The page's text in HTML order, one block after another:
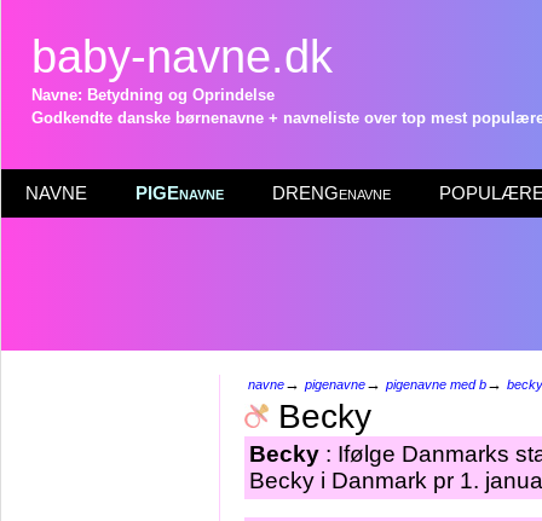
baby-navne.dk
Navne: Betydning og Oprindelse
Godkendte danske børnenavne + navneliste over top mest
NAVNE PIGEnavne DRENGenavne POPULÆRE
navne→ pigenavne→ pigenavne med b→ becky
Becky
Becky : Ifølge Danmarks
Becky i Danmark pr 1.